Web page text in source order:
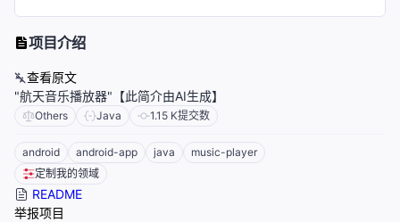
项目介绍
查看原文
"航天音乐播放器"【此简介由AI生成】
Others Java 1.15 K提交数
android android-app java
music-player
定制我的领域
README
举报项目